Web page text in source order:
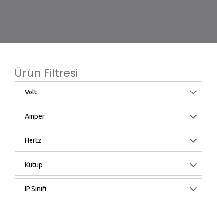
Ürün Filtresi
Volt
Amper
Hertz
Kutup
IP Sınıfı